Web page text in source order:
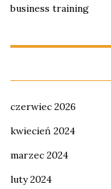
business training
czerwiec 2026
kwiecień 2024
marzec 2024
luty 2024